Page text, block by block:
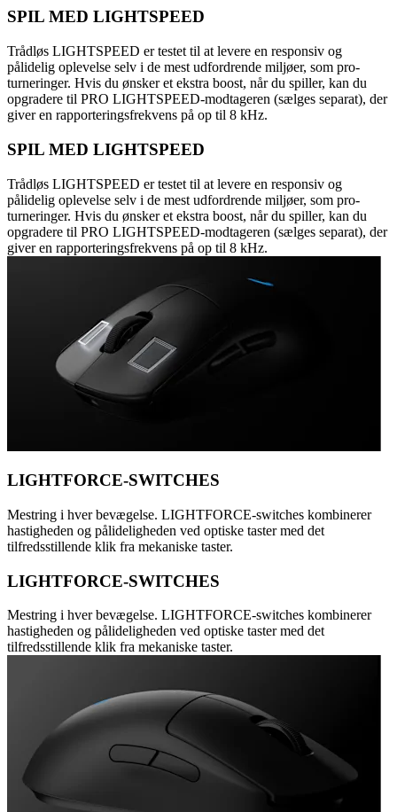
SPIL MED LIGHTSPEED
Trådløs LIGHTSPEED er testet til at levere en responsiv og
pålidelig oplevelse selv i de mest udfordrende miljøer, som pro-
turneringer. Hvis du ønsker et ekstra boost, når du spiller, kan du
opgradere til PRO LIGHTSPEED-modtageren (sælges separat), der
giver en rapporteringsfrekvens på op til 8 kHz.
SPIL MED LIGHTSPEED
Trådløs LIGHTSPEED er testet til at levere en responsiv og
pålidelig oplevelse selv i de mest udfordrende miljøer, som pro-
turneringer. Hvis du ønsker et ekstra boost, når du spiller, kan du
opgradere til PRO LIGHTSPEED-modtageren (sælges separat), der
giver en rapporteringsfrekvens på op til 8 kHz.
LIGHTFORCE-SWITCHES
Mestring i hver bevægelse. LIGHTFORCE-switches kombinerer
hastigheden og pålideligheden ved optiske taster med det
tilfredsstillende klik fra mekaniske taster.
LIGHTFORCE-SWITCHES
Mestring i hver bevægelse. LIGHTFORCE-switches kombinerer
hastigheden og pålideligheden ved optiske taster med det
tilfredsstillende klik fra mekaniske taster.